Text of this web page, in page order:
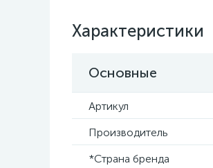
Характеристики
Основные
Артикул
Производитель
*Страна бренда